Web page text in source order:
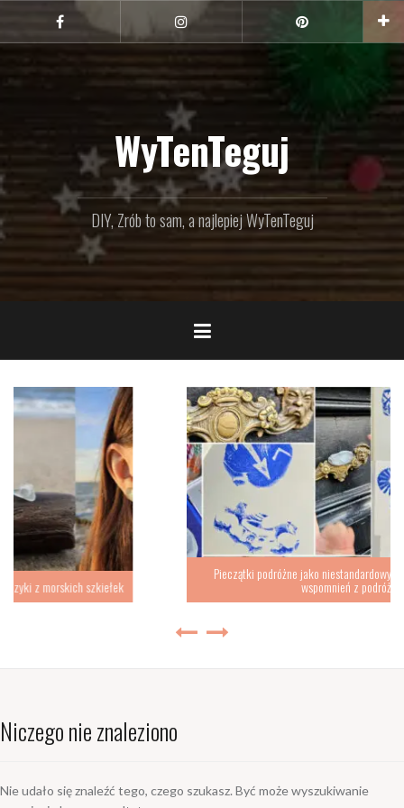
treści
Facebook Instagram
WyTenTeguj
DIY, Zrób to sam, a najlepiej WyTenTeguj
Pieczątki podróżne jako niestandardowy sposób na zbieranie
wspomnień z podróży
Niczego nie znaleziono
Nie udało się znaleźć tego, czego szukasz. Być może wyszukiwanie